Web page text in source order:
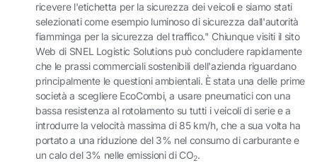
ricevere l'etichetta per la sicurezza dei veicoli e siamo stati
selezionati come esempio luminoso di sicurezza dall'autorità
fiamminga per la sicurezza del traffico." Chiunque visiti il sito
Web di SNEL Logistic Solutions può concludere rapidamente
che le prassi commerciali sostenibili dell'azienda riguardano
principalmente le questioni ambientali. È stata una delle prime
società a scegliere EcoCombi, a usare pneumatici con una
bassa resistenza al rotolamento su tutti i veicoli di serie e a
introdurre la velocità massima di 85 km/h, che a sua volta ha
portato a una riduzione del 3% nel consumo di carburante e
un calo del 3% nelle emissioni di CO2.